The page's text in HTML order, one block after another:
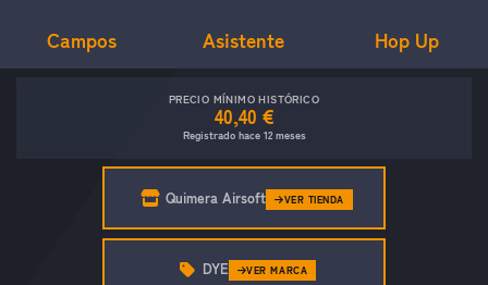
Campos Asistente Hop Up
PRECIO MÍNIMO HISTÓRICO
40,40 €
Registrado hace 12 meses
Quimera Airsoft VER TIENDA
DYE VER MARCA